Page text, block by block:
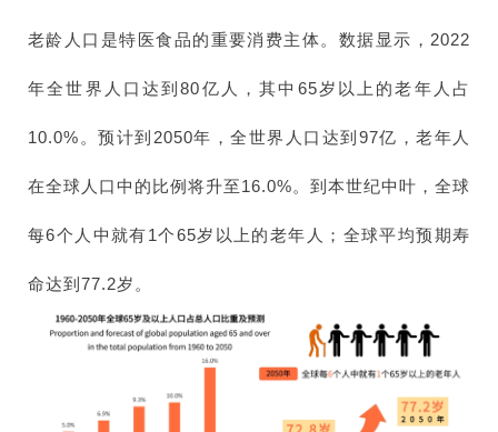
老龄人口是特医食品的重要消费主体。数据显示，2022
年全世界人口达到80亿人，其中65岁以上的老年人占
10.0%。预计到2050年，全世界人口达到97亿，老年人
在全球人口中的比例将升至16.0%。到本世纪中叶，全球
每6个人中就有1个65岁以上的老年人；全球平均预期寿
命达到77.2岁。